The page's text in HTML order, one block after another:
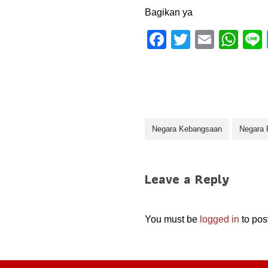
Bagikan ya
F
o
k
T
E
W
p
Negara Kebangsaan Negara
Leave a Reply
You must be logged in to